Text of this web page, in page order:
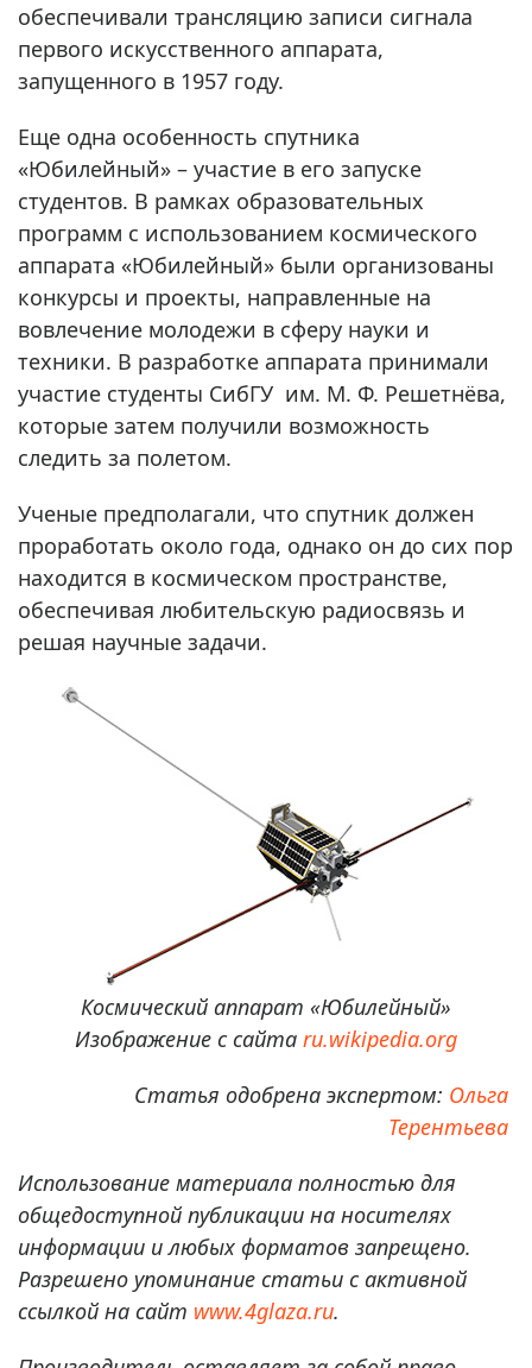
обеспечивали трансляцию записи сигнала
первого искусственного аппарата,
запущенного в 1957 году.
Еще одна особенность спутника
«Юбилейный» – участие в его запуске
студентов. В рамках образовательных
программ с использованием космического
аппарата «Юбилейный» были организованы
конкурсы и проекты, направленные на
вовлечение молодежи в сферу науки и
техники. В разработке аппарата принимали
участие студенты СибГУ им. М. Ф. Решетнёва,
которые затем получили возможность
следить за полетом.
Ученые предполагали, что спутник должен
проработать около года, однако он до сих пор
находится в космическом пространстве,
обеспечивая любительскую радиосвязь и
решая научные задачи.
Космический аппарат «Юбилейный»
Изображение с сайта ru.wikipedia.org
Статья одобрена экспертом: Ольга
Терентьева
Использование материала полностью для
общедоступной публикации на носителях
информации и любых форматов запрещено.
Разрешено упоминание статьи с активной
ссылкой на сайт www.4glaza.ru.